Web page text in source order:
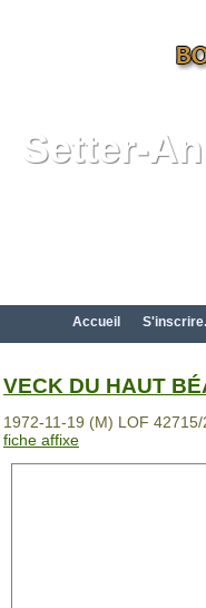
Setter-
Accueil
VECK DU HAUT
1972-11-19 (M) LOF
fiche affixe